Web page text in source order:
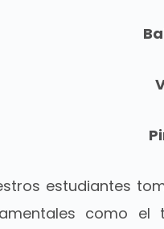
estudiantes
como